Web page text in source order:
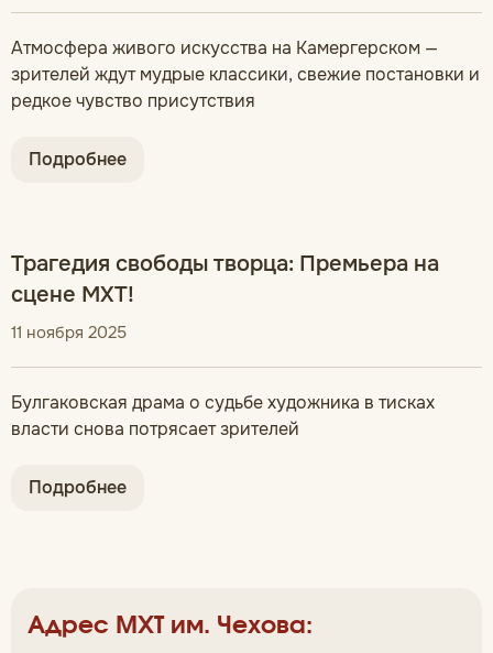
Атмосфера живого искусства на Камергерском —
зрителей ждут мудрые классики, свежие постановки и
редкое чувство присутствия
Подробнее
Трагедия свободы творца: Премьера на
сцене МХТ!
11 ноября 2025
Булгаковская драма о судьбе художника в тисках
власти снова потрясает зрителей
Подробнее
Адрес МХТ им. Чехова: